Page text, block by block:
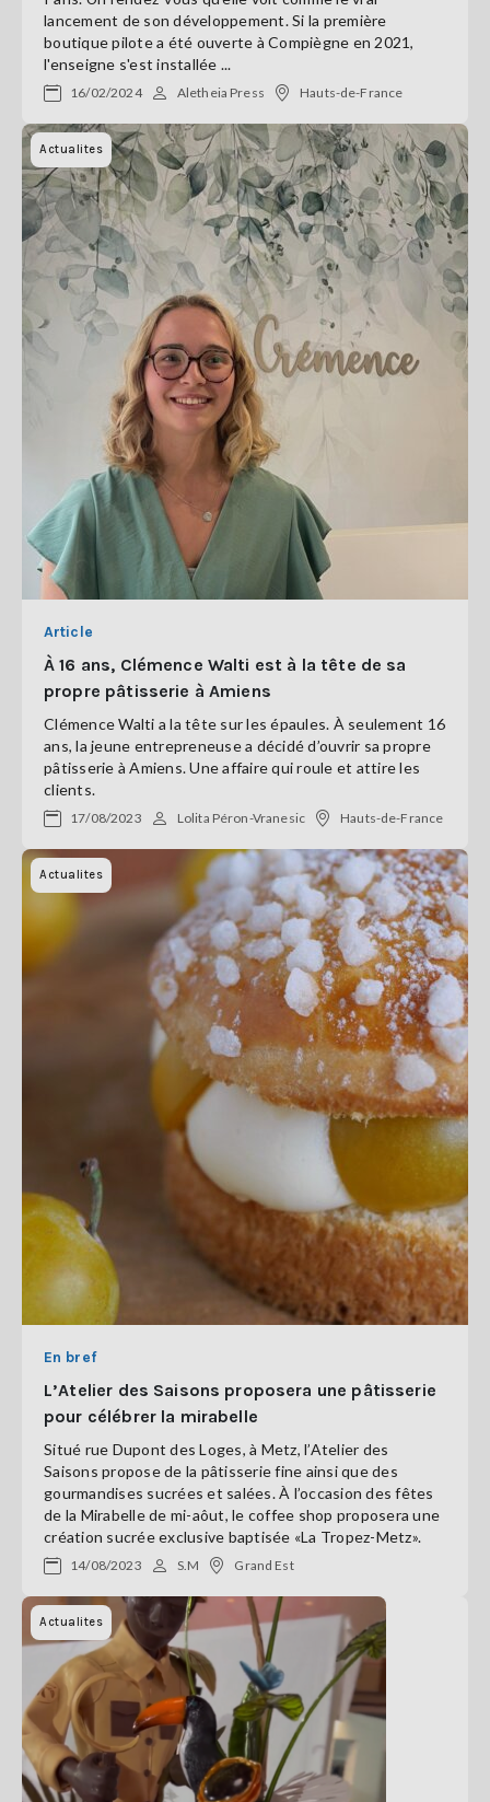
lancement de son développement. Si la première
boutique pilote a été ouverte à Compiègne en 2021,
l'enseigne s'est installée ...
16/02/2024 Aletheia Press Hauts-de-France
Actualites
Article
À 16 ans, Clémence Walti est à la tête de sa
propre pâtisserie à Amiens
Clémence Walti a la tête sur les épaules. À seulement 16
ans, la jeune entrepreneuse a décidé d’ouvrir sa propre
pâtisserie à Amiens. Une affaire qui roule et attire les
clients.
17/08/2023 Lolita Péron-Vranesic Hauts-de-France
Actualites
En bref
L’Atelier des Saisons proposera une pâtisserie
pour célébrer la mirabelle
Situé rue Dupont des Loges, à Metz, l’Atelier des
Saisons propose de la pâtisserie fine ainsi que des
gourmandises sucrées et salées. À l’occasion des fêtes
de la Mirabelle de mi-aôut, le coffee shop proposera une
création sucrée exclusive baptisée «La Tropez-Metz».
14/08/2023 S.M Grand Est
Actualites